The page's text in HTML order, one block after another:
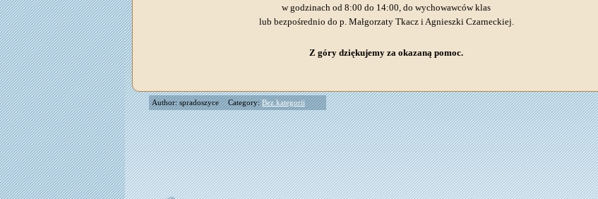
w godzinach od 8:00 do 14:00, do wychowawców klas
lub bezpośrednio do p. Małgorzaty Tkacz i Agnieszki Czarneckiej.
Z góry dziękujemy za okazaną pomoc.
Author: spradoszyce Category:Bez kategorii